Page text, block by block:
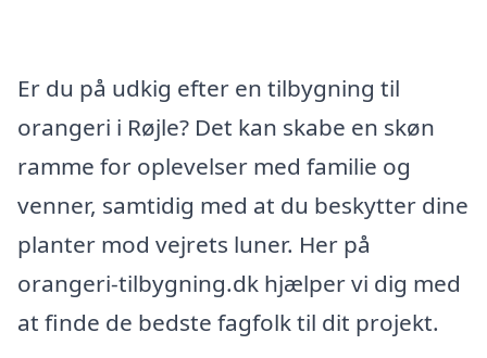
Er du på udkig efter en tilbygning til
orangeri i Røjle? Det kan skabe en skøn
ramme for oplevelser med familie og
venner, samtidig med at du beskytter dine
planter mod vejrets luner. Her på
orangeri-tilbygning.dk hjælper vi dig med
at finde de bedste fagfolk til dit projekt.